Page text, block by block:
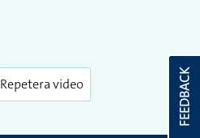
Repetera video FEEDBACK